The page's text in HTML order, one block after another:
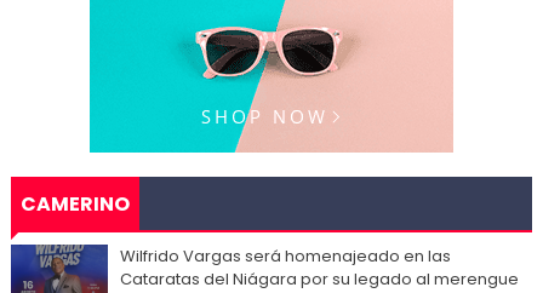
CAMERINO
Wilfrido Vargas será homenajeado en las
Cataratas del Niágara por su legado al merengue